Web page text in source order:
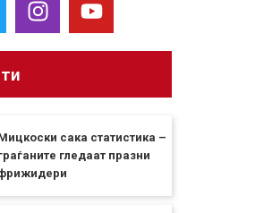
сака статистика –
гледаат празни